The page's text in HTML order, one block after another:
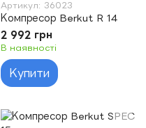
Артикул: 36023
Компресор Berkut R 14
2 992 грн
В наявності
Купити